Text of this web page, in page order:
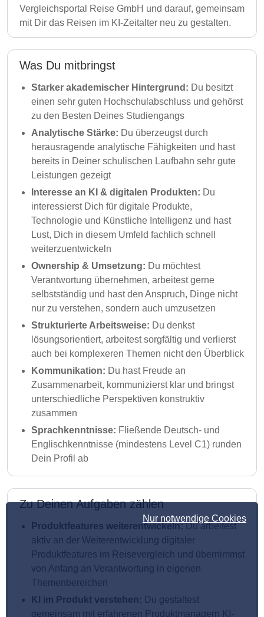
Nur notwendige Cookies
Vergleichsportal Reise GmbH und darauf, gemeinsam
mit Dir das Reisen im KI-Zeitalter neu zu gestalten.
Was Du mitbringst
Starker akademischer Hintergrund: Du besitzt
einen sehr guten Hochschulabschluss und gehörst
zu den Besten Deines Studiengangs
Analytische Stärke: Du überzeugst durch
herausragende analytische Fähigkeiten und hast
bereits in Deiner schulischen Laufbahn sehr gute
Leistungen gezeigt
Interesse an KI & digitalen Produkten: Du
interessierst Dich für digitale Produkte,
Technologie und Künstliche Intelligenz und hast
Lust, Dich in diesem Umfeld fachlich schnell
weiterzuentwickeln
Ownership & Umsetzung: Du möchtest
Verantwortung übernehmen, arbeitest gerne
selbstständig und hast den Anspruch, Dinge nicht
nur zu verstehen, sondern auch umzusetzen
Strukturierte Arbeitsweise: Du denkst
lösungsorientiert, arbeitest sorgfältig und verlierst
auch bei komplexeren Themen nicht den Überblick
Kommunikation: Du hast Freude an
Zusammenarbeit, kommunizierst klar und bringst
unterschiedliche Perspektiven konstruktiv
zusammen
Sprachkenntnisse: Fließende Deutsch- und
Englischkenntnisse (mindestens Level C1) runden
Dein Profil ab
Zu Deinen Aufgaben zählen
Produktfeatures weiterentwickeln:Du arbeitest
aktiv an der Weiterentwicklung digitaler
Produktfeatures im Reisevergleich und übernimmst
von Anfang an Verantwortung in eigenen
Themenbereichen
KI im Produkt verstehen: Du gestaltest
gemeinsam mit erfahrenen Produktmanagern KI-